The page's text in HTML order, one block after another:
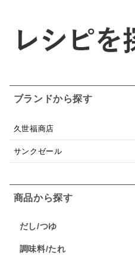
ブランドから探す
久世福商店
サンクゼール
商品から探す
だし/つゆ
調味料/たれ